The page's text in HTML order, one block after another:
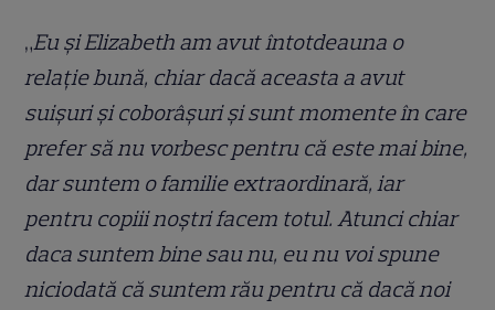
„Eu și Elizabeth am avut întotdeauna o
relație bună, chiar dacă aceasta a avut
suișuri și coborâșuri și sunt momente în care
prefer să nu vorbesc pentru că este mai bine,
dar suntem o familie extraordinară, iar
pentru copiii noștri facem totul. Atunci chiar
daca suntem bine sau nu, eu nu voi spune
niciodată că suntem rău pentru că dacă noi